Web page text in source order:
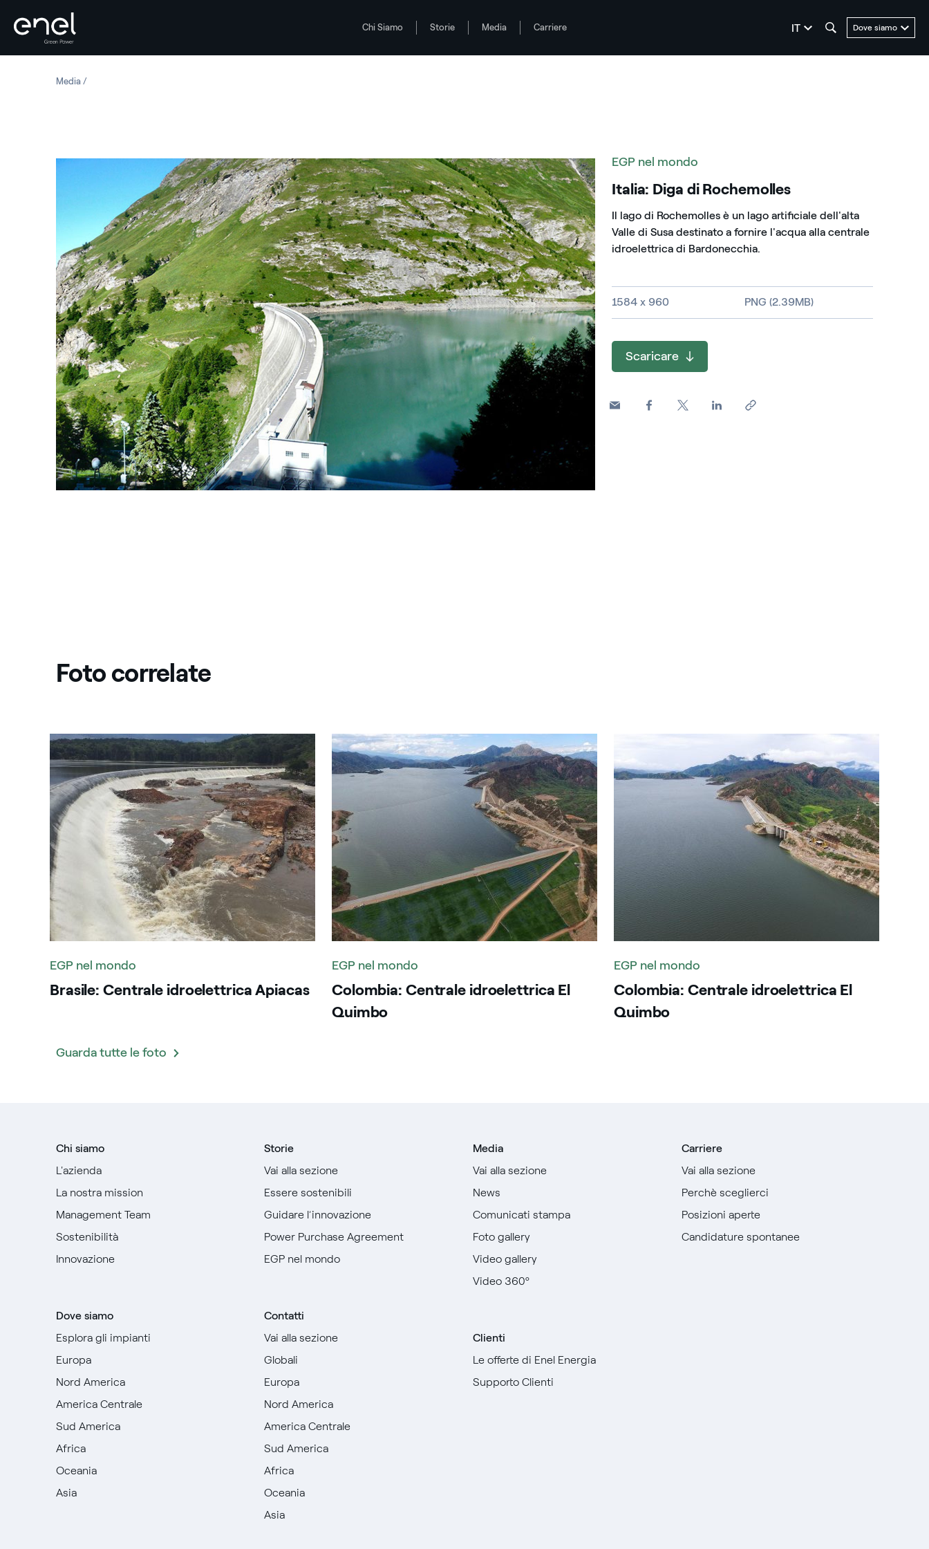
Chi Siamo Storie Media Carriere seleziona la lingua
IT Dove siamo
MediaItalia: Diga di Rochemolles
EGP nel mondo
Italia: Diga di Rochemolles
Il lago di Rochemolles è un lago artificiale dell'alta
Valle di Susa destinato a fornire l'acqua alla centrale
idroelettrica di Bardonecchia.
Dimensioni dell'immagine e tipo di file
1584 x 960 PNG (2.39MB)
Scaricare
Foto correlate
Brasile: Centrale idroelettrica Apiacas
EGP nel mondo
Brasile: Centrale idroelettrica Apiacas
Colombia: Centrale idroelettrica El Quimbo
EGP nel mondo
Colombia: Centrale idroelettrica El
Quimbo
EGP nel mondo
Colombia: Centrale idroelettrica El
Quimbo
Guarda tutte le foto
Chi siamo
L'azienda
La nostra mission
Management Team
Sostenibilità
Innovazione
Dove siamo
Esplora gli impianti
Europa
Nord America
America Centrale
Sud America
Africa
Oceania
Asia
Storie
Vai alla sezione
Essere sostenibili
Guidare l’innovazione
Power Purchase Agreement
EGP nel mondo
Contatti
Vai alla sezione
Globali
Europa
Nord America
America Centrale
Sud America
Africa
Oceania
Asia
Media
Vai alla sezione
News
Comunicati stampa
Foto gallery
Video gallery
Video 360º
Clienti
Le offerte di Enel Energia
Supporto Clienti
Carriere
Vai alla sezione
Perchè sceglierci
Posizioni aperte
Candidature spontanee